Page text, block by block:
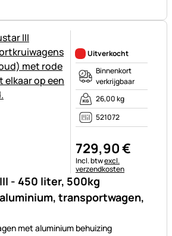
- 450 liter, 500kg
transportwagen,
met aluminium behuizing
Uitverkocht
Binnenkort
verkrijgbaar
26,00 kg
521072
729,90€
Belastinginformatie:
Incl. btwexcl.
verzendkosten